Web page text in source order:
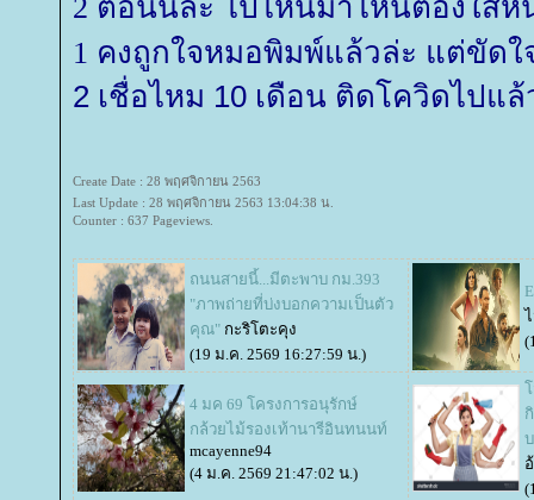
2 ตอนนี้ล่ะ ไปไหนมาไหนต้องใส่ห
1 คงถูกใจหมอพิมพ์แล้วล่ะ แต่ขัด
2 เชื่อไหม 10 เดือน ติดโควิดไปแ
Create Date : 28 พฤศจิกายน 2563
Last Update : 28 พฤศจิกายน 2563 13:04:38 น.
Counter : 637 Pageviews.
ถนนสายนี้...มีตะพาบ กม.393
"ภาพถ่ายที่บ่งบอกความเป็นตัว
คุณ" กะริโตะคุง
(19 ม.ค. 2569 16:27:59 น.)
4 มค 69 โครงการอนุรักษ์
กล้วยไม้รองเท้านารีอินทนนท์
mcayenne94
(4 ม.ค. 2569 21:47:02 น.)